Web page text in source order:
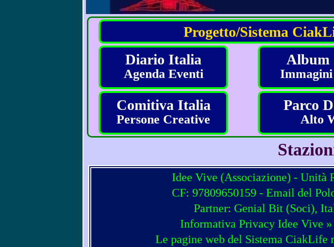
Progetto/Sistema
Diario Italia
Agenda Eventi
Album
Comitiva Italia
Persone Creative
Parco
Alto
Idee Vive (Associazione) - Unità
CF: 97809650159 - Email del
Partner: Genial Bit(Soci),
Informativa Privacy Idee Vive »
Le pagine web del Sistema